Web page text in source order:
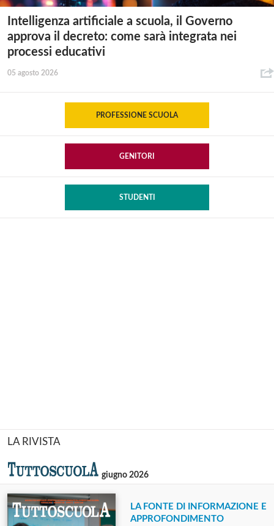
Intelligenza artificiale a scuola, il Governo
approva il decreto: come sarà integrata nei
processi educativi
05 agosto 2026
PROFESSIONE SCUOLA
GENITORI
STUDENTI
LA RIVISTA
giugno 2026
LA FONTE DI INFORMAZIONE E
APPROFONDIMENTO